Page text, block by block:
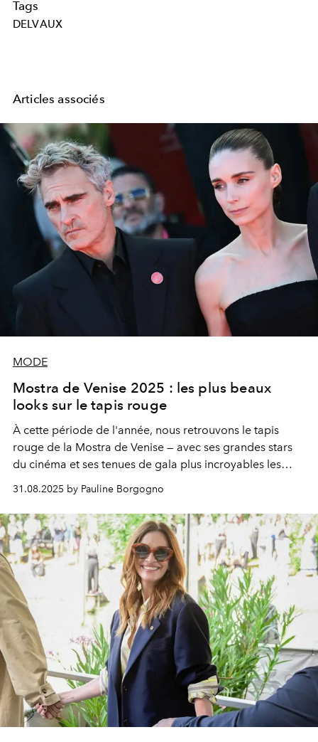
Tags
DELVAUX
Articles associés
MODE
Mostra de Venise 2025 : les plus beaux
looks sur le tapis rouge
À cette période de l'année, nous retrouvons le tapis
rouge de la Mostra de Venise — avec ses grandes stars
du cinéma et ses tenues de gala plus incroyables les
31.08.2025 by Pauline Borgogno